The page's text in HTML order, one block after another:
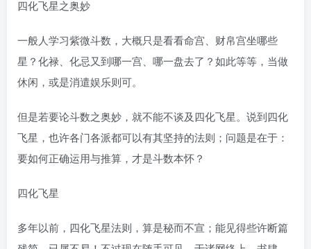
四化飞星之奥妙
一般人学习紫微斗数，大概只是看看命宫、财帛宫坐哪些
星？化禄、化忌又到哪一宫、哪一盘去了？如此等等，当做
休闲，或是消遣娱乐则可。
但是若要论斗数之奥妙，就不能不谈及四化飞星。说到四化
飞星，也许各门各派都可以有其坚持的法则；问题是在于：
要如何正确运用与推算，才是斗数本怀？
四化飞星
多年以前，四化飞星法则，算是秘而不宣；能见得些许断篇